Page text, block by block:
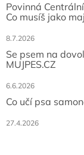
Povinná
Co musíš jako
8.7.2026
Se psem na
MUJPES.CZ
6.6.2026
Co učí psa
27.4.2026